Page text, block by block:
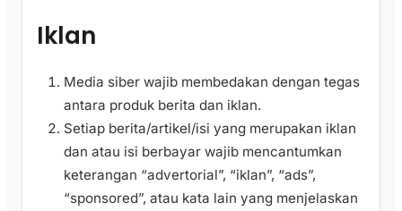
Iklan
Media siber wajib membedakan dengan tegas
antara produk berita dan iklan.
Setiap berita/artikel/isi yang merupakan iklan
dan atau isi berbayar wajib mencantumkan
keterangan “advertorial”, “iklan”, “ads”,
“sponsored”, atau kata lain yang menjelaskan